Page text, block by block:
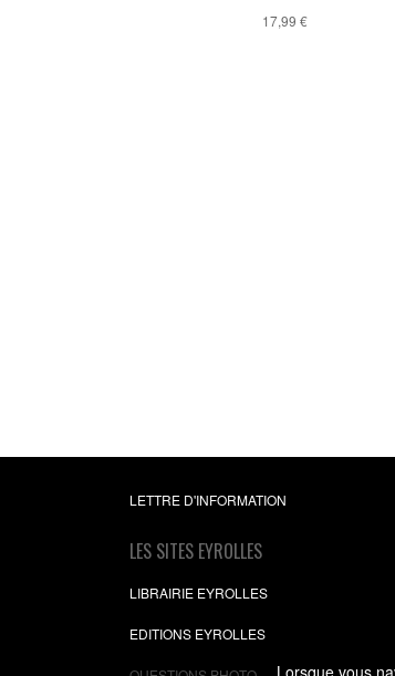
17,99 €
LETTRE D'INFORMATION
LES SITES EYROLLES
LIBRAIRIE EYROLLES
EDITIONS EYROLLES